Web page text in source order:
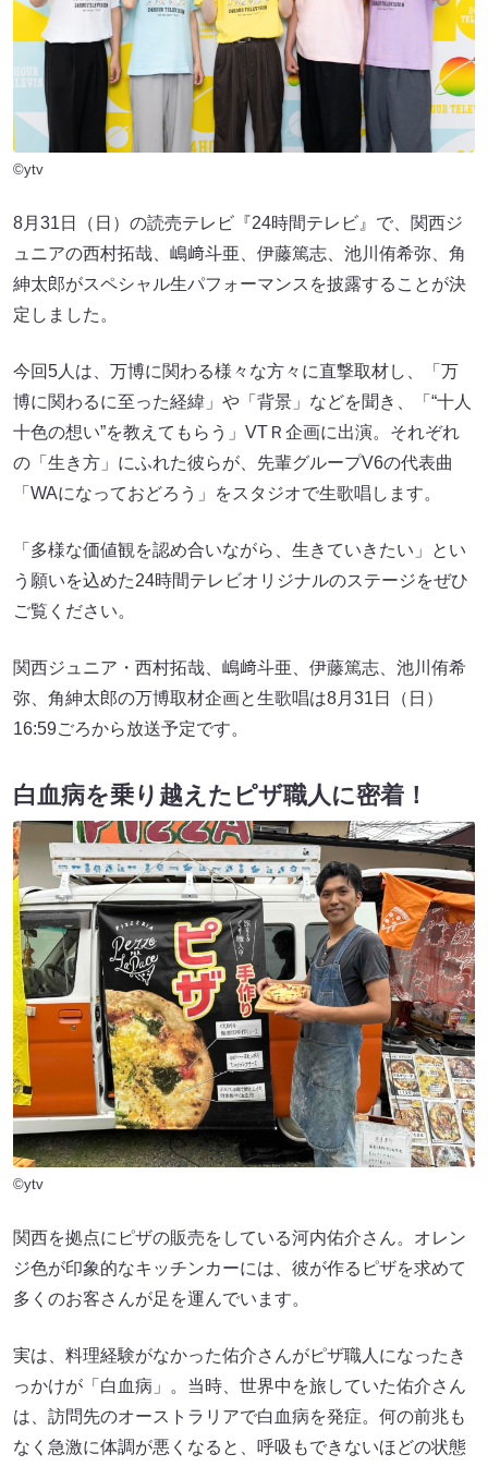
©ytv
8月31日（日）の読売テレビ『24時間テレビ』で、関西ジ
ュニアの西村拓哉、嶋﨑斗亜、伊藤篤志、池川侑希弥、角
紳太郎がスペシャル生パフォーマンスを披露することが決
定しました。
今回5人は、万博に関わる様々な方々に直撃取材し、「万
博に関わるに至った経緯」や「背景」などを聞き、「“十人
十色の想い”を教えてもらう」VTＲ企画に出演。それぞれ
の「生き方」にふれた彼らが、先輩グループV6の代表曲
「WAになっておどろう」をスタジオで生歌唱します。
「多様な価値観を認め合いながら、生きていきたい」とい
う願いを込めた24時間テレビオリジナルのステージをぜひ
ご覧ください。
関西ジュニア・西村拓哉、嶋﨑斗亜、伊藤篤志、池川侑希
弥、角紳太郎の万博取材企画と生歌唱は8月31日（日）
16:59ごろから放送予定です。
白血病を乗り越えたピザ職人に密着！
©ytv
関西を拠点にピザの販売をしている河内佑介さん。オレン
ジ色が印象的なキッチンカーには、彼が作るピザを求めて
多くのお客さんが足を運んでいます。
実は、料理経験がなかった佑介さんがピザ職人になったき
っかけが「白血病」。当時、世界中を旅していた佑介さん
は、訪問先のオーストラリアで白血病を発症。何の前兆も
なく急激に体調が悪くなると、呼吸もできないほどの状態